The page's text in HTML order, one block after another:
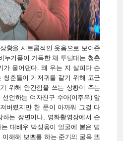
황을 시트콤적인 웃음으로 보여준
누거품이 가득한 채 투덜대는 청춘
가 울어댄다. 왜 우는 지 살피다 손
춘들이 기저귀를 갈기 위해 고군
위해 안간힘을 쓰는 상황이 주는
언하는 여자친구 수아(이주우) 앞
버렸지만 한 푼이 아까워 그걸 다
는 장면이나, 영화촬영장에서 손
대배우 박성웅이 얼굴에 붙은 밥
해해 뽀뽀를 하는 준기의 굴욕 또